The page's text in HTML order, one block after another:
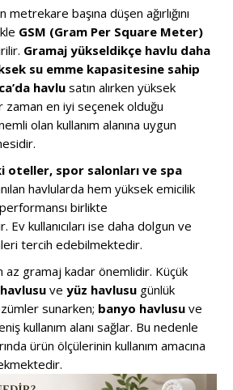
başına düşen ağırlığını
GSM (Gram Per Square Meter)
Gramaj yükseldikçe havlu daha
su emme kapasitesine sahip
havlu satın alırken yüksek
zaman en iyi seçenek olduğu
olan kullanım alanına uygun
oteller, spor salonları ve spa
havlularda hem yüksek emicilik
birlikte
kullanıcıları ise daha dolgun ve
tercih edebilmektedir.
az gramaj kadar önemlidir. Küçük
ve yüz havlusu günlük
sunarken; banyo havlusu ve
kullanım alanı sağlar. Bu nedenle
ürün ölçülerinin kullanım amacına